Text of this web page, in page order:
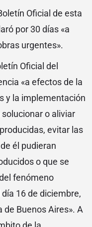
Oficial de esta
por 30 días «a
urgentes».
Oficial del
«a efectos de la
y la implementación
o aliviar
evitar las
él pudieran
o que se
fenómeno
16 de diciembre,
Buenos Aires». A